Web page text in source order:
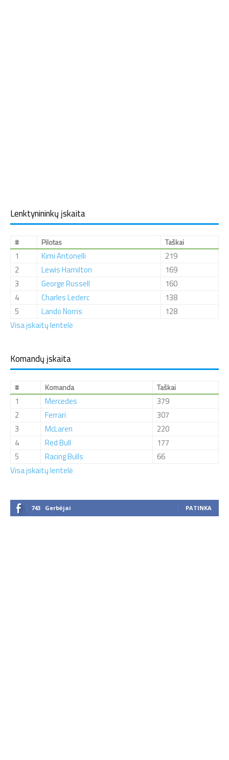
Lenktynininkų įskaita
# Pilotas Taškai
1 Kimi Antonelli
219
2
Lewis Hamilton
169
3
George Russell
160
4
Charles Leclerc
138
5
Lando Norris
128
Visa įskaitų lentelė
Komandų įskaita
# Komanda Taškai
1 Mercedes
379
2
Ferrari
307
3
McLaren
220
4
Red Bull
177
5
Racing Bulls
66
Visa įskaitų lentelė
743 Gerbėjai PATINKA